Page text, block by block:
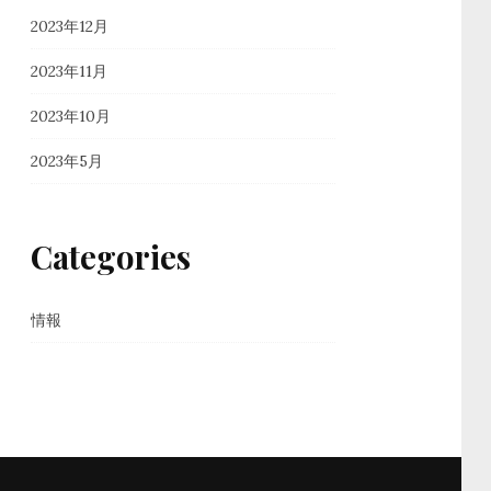
2023年12月
2023年11月
2023年10月
2023年5月
Categories
情報